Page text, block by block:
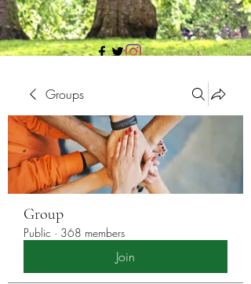
Groups
Group
Public · 368 members
Join